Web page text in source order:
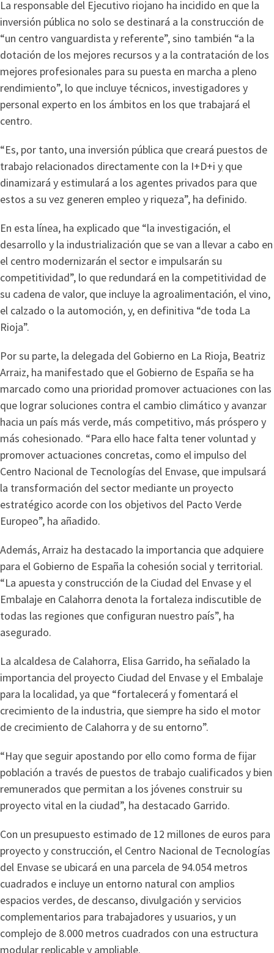
La responsable del Ejecutivo riojano ha incidido en que la
inversión pública no solo se destinará a la construcción de
“un centro vanguardista y referente”, sino también “a la
dotación de los mejores recursos y a la contratación de los
mejores profesionales para su puesta en marcha a pleno
rendimiento”, lo que incluye técnicos, investigadores y
personal experto en los ámbitos en los que trabajará el
centro.
“Es, por tanto, una inversión pública que creará puestos de
trabajo relacionados directamente con la I+D+i y que
dinamizará y estimulará a los agentes privados para que
estos a su vez generen empleo y riqueza”, ha definido.
En esta línea, ha explicado que “la investigación, el
desarrollo y la industrialización que se van a llevar a cabo en
el centro modernizarán el sector e impulsarán su
competitividad”, lo que redundará en la competitividad de
su cadena de valor, que incluye la agroalimentación, el vino,
el calzado o la automoción, y, en definitiva “de toda La
Rioja”.
Por su parte, la delegada del Gobierno en La Rioja, Beatriz
Arraiz, ha manifestado que el Gobierno de España se ha
marcado como una prioridad promover actuaciones con las
que lograr soluciones contra el cambio climático y avanzar
hacia un país más verde, más competitivo, más próspero y
más cohesionado. “Para ello hace falta tener voluntad y
promover actuaciones concretas, como el impulso del
Centro Nacional de Tecnologías del Envase, que impulsará
la transformación del sector mediante un proyecto
estratégico acorde con los objetivos del Pacto Verde
Europeo”, ha añadido.
Además, Arraiz ha destacado la importancia que adquiere
para el Gobierno de España la cohesión social y territorial.
“La apuesta y construcción de la Ciudad del Envase y el
Embalaje en Calahorra denota la fortaleza indiscutible de
todas las regiones que configuran nuestro país”, ha
asegurado.
La alcaldesa de Calahorra, Elisa Garrido, ha señalado la
importancia del proyecto Ciudad del Envase y el Embalaje
para la localidad, ya que “fortalecerá y fomentará el
crecimiento de la industria, que siempre ha sido el motor
de crecimiento de Calahorra y de su entorno”.
“Hay que seguir apostando por ello como forma de fijar
población a través de puestos de trabajo cualificados y bien
remunerados que permitan a los jóvenes construir su
proyecto vital en la ciudad”, ha destacado Garrido.
Con un presupuesto estimado de 12 millones de euros para
proyecto y construcción, el Centro Nacional de Tecnologías
del Envase se ubicará en una parcela de 94.054 metros
cuadrados e incluye un entorno natural con amplios
espacios verdes, de descanso, divulgación y servicios
complementarios para trabajadores y usuarios, y un
complejo de 8.000 metros cuadrados con una estructura
modular replicable y ampliable.